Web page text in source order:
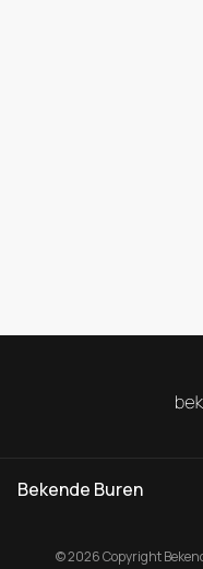
Bekende Buren
© 2026 Copyright